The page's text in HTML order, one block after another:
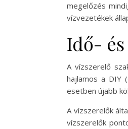
megelőzés
vízvezetékek
Idő-
A vízszerelő
hajlamos a DIY
esetben újabb
A vízszerelők
vízszerelők